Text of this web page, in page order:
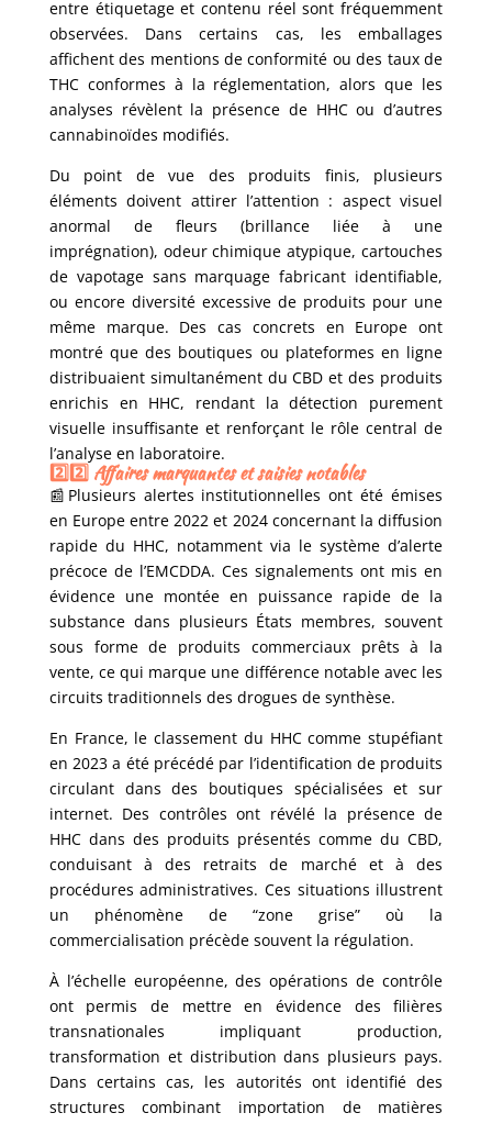
entre étiquetage et contenu réel sont fréquemment
observées. Dans certains cas, les emballages
affichent des mentions de conformité ou des taux de
THC conformes à la réglementation, alors que les
analyses révèlent la présence de HHC ou d’autres
cannabinoïdes modifiés.
Du point de vue des produits finis, plusieurs
éléments doivent attirer l’attention : aspect visuel
anormal de fleurs (brillance liée à une
imprégnation), odeur chimique atypique, cartouches
de vapotage sans marquage fabricant identifiable,
ou encore diversité excessive de produits pour une
même marque. Des cas concrets en Europe ont
montré que des boutiques ou plateformes en ligne
distribuaient simultanément du CBD et des produits
enrichis en HHC, rendant la détection purement
visuelle insuffisante et renforçant le rôle central de
l’analyse en laboratoire.
2️⃣2️⃣ Affaires marquantes et saisies notables
📰Plusieurs alertes institutionnelles ont été émises
en Europe entre 2022 et 2024 concernant la diffusion
rapide du HHC, notamment via le système d’alerte
précoce de l’EMCDDA. Ces signalements ont mis en
évidence une montée en puissance rapide de la
substance dans plusieurs États membres, souvent
sous forme de produits commerciaux prêts à la
vente, ce qui marque une différence notable avec les
circuits traditionnels des drogues de synthèse.
En France, le classement du HHC comme stupéfiant
en 2023 a été précédé par l’identification de produits
circulant dans des boutiques spécialisées et sur
internet. Des contrôles ont révélé la présence de
HHC dans des produits présentés comme du CBD,
conduisant à des retraits de marché et à des
procédures administratives. Ces situations illustrent
un phénomène de “zone grise” où la
commercialisation précède souvent la régulation.
À l’échelle européenne, des opérations de contrôle
ont permis de mettre en évidence des filières
transnationales impliquant production,
transformation et distribution dans plusieurs pays.
Dans certains cas, les autorités ont identifié des
structures combinant importation de matières